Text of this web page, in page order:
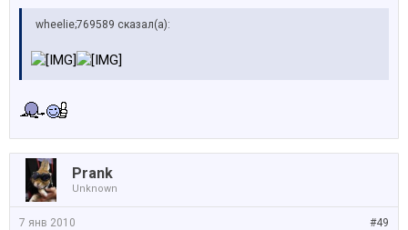
wheelie;769589 сказал(а):
Prank
Unknown
#49
7 янв 2010